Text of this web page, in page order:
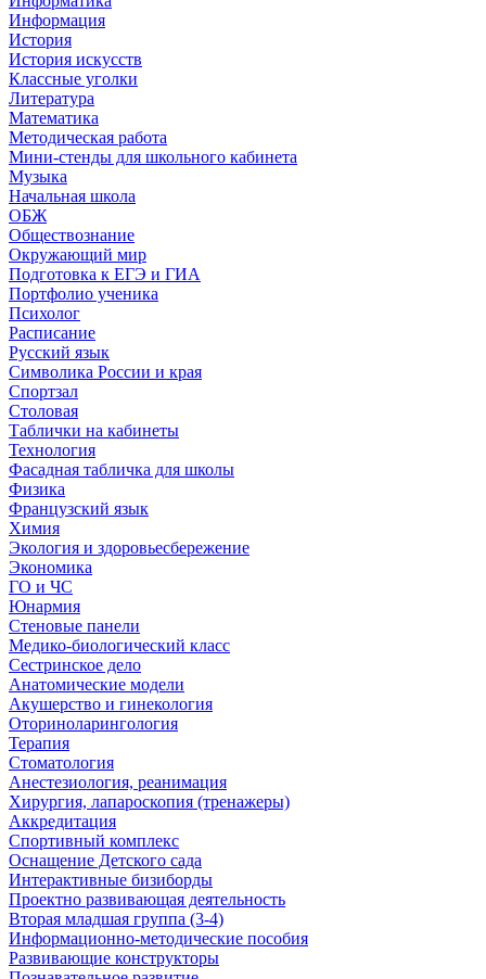
Информация
История
История искусств
Классные уголки
Литература
Математика
Методическая работа
Мини-стенды для школьного кабинета
Музыка
Начальная школа
ОБЖ
Обществознание
Окружающий мир
Подготовка к ЕГЭ и ГИА
Портфолио ученика
Психолог
Расписание
Русский язык
Символика России и края
Спортзал
Столовая
Таблички на кабинеты
Технология
Фасадная табличка для школы
Физика
Французский язык
Химия
Экология и здоровьесбережение
Экономика
ГО и ЧС
Юнармия
Стеновые панели
Медико-биологический класс
Сестринское дело
Анатомические модели
Акушерство и гинекология
Оториноларингология
Терапия
Стоматология
Анестезиология, реанимация
Хирургия, лапароскопия (тренажеры)
Аккредитация
Спортивный комплекс
Оснащение Детского сада
Интерактивные бизиборды
Проектно развивающая деятельность
Вторая младшая группа (3-4)
Информационно-методические пособия
Развивающие конструкторы